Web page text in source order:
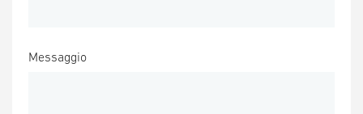
Messaggio